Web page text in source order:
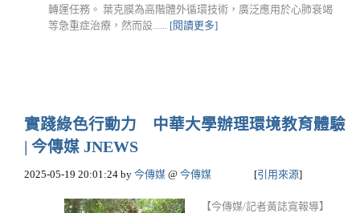
轉運任務。 葉克膜為高階體外循環技術，廣泛應用於心肺衰竭
等急重症治療，然而設...... [閱讀更多]
實踐綠色行動力 中華大學辦理環境教育體驗
| 今傳媒 JNEWS
2025-05-19 20:01:24 by 今傳媒 @ 今傳媒 [引用來源]
【今傳媒/記者黃誌寬報導】